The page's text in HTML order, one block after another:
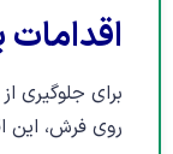
اقدامات
برای جلوگیری
روی فرش، این